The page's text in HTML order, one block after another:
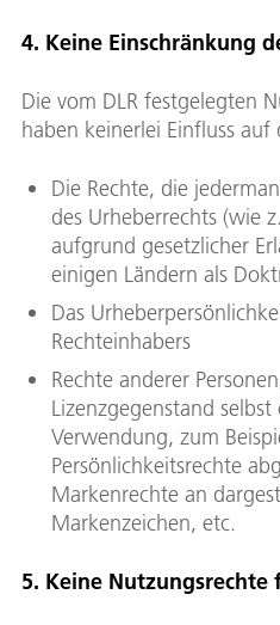
4. Keine Einschränkung
Die vom DLR festgelegten
haben keinerlei Einfluss
Die Rechte, die
des Urheberrechts (wie
aufgrund gesetzlicher
einigen Ländern als
Das
Rechteinhabers
Rechte anderer
Lizenzgegenstand
Verwendung, zum
Persönlichkeitsrechte
Markenrechte an
Markenzeichen, etc.
5. Keine